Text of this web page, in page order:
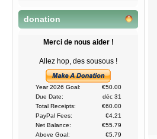
donation
Merci de nous aider !
Allez hop, des sousous !
Year 2026 Goal:
€50.00
Due Date:
déc 31
Total Receipts:
€60.00
PayPal Fees:
€4.21
Net Balance:
€55.79
Above Goal:
€5.79